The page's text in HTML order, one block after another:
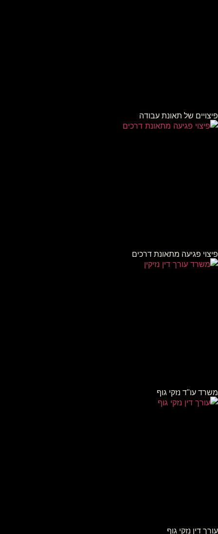
פיצויים של תאונת עבודה
פיצוי פגיעה מתאונת דרכים
משרד עו"ד נזקי גוף
עורך דין נזקי גוף